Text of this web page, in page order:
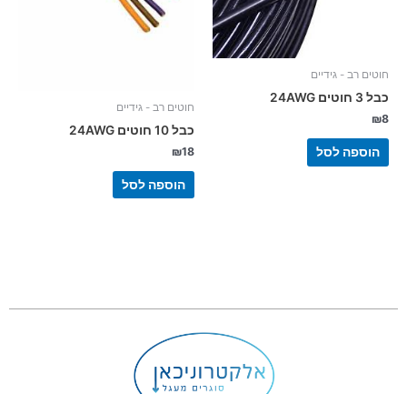
חוטים רב - גידיים
כבל 3 חוטים 24AWG
₪8
הוספה לסל
חוטים רב - גידיים
כבל 10 חוטים 24AWG
₪18
הוספה לסל